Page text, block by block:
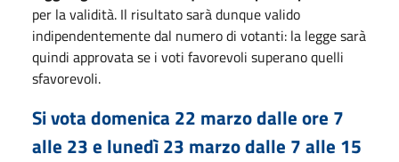
per la validità. Il risultato sarà dunque valido
indipendentemente dal numero di votanti: la legge sarà
quindi approvata se i voti favorevoli superano quelli
sfavorevoli.
Si vota domenica 22 marzo dalle ore 7
alle 23 e lunedì 23 marzo dalle 7 alle 15